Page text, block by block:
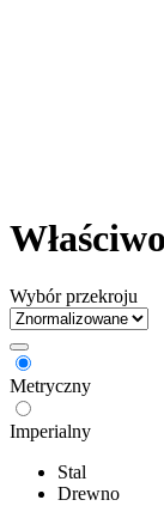
Wybór przekroju
Metryczny
Imperialny
Stal
Drewno